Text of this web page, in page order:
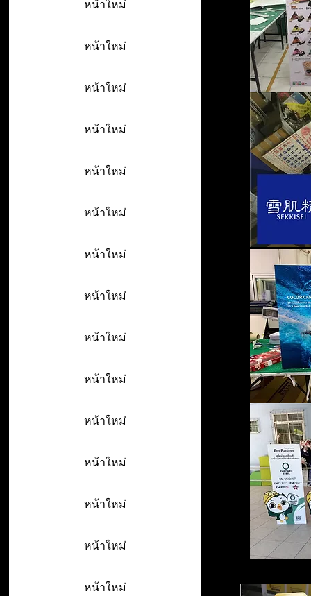
หน้าใหม่
หน้าใหม่
หน้าใหม่
หน้าใหม่
หน้าใหม่
หน้าใหม่
หน้าใหม่
หน้าใหม่
หน้าใหม่
หน้าใหม่
หน้าใหม่
หน้าใหม่
หน้าใหม่
หน้าใหม่
หน้าใหม่